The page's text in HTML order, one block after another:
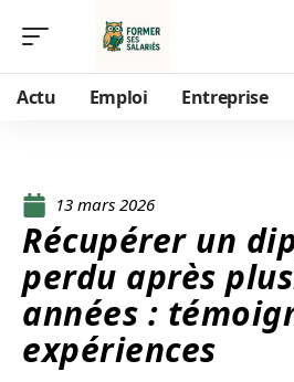
Actu Emploi Entreprise
13 mars 2026
Récupérer un
perdu après
années :
expériences